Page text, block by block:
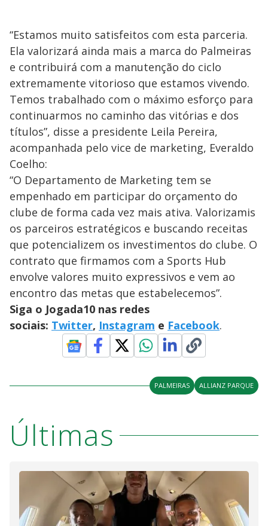
“Estamos muito satisfeitos com esta parceria.
Ela valorizará ainda mais a marca do Palmeiras
e contribuirá com a manutenção do ciclo
extremamente vitorioso que estamos vivendo.
Temos trabalhado com o máximo esforço para
continuarmos no caminho das vitórias e dos
títulos”, disse a presidente Leila Pereira,
acompanhada pelo vice de marketing, Everaldo
Coelho:
“O Departamento de Marketing tem se
empenhado em participar do orçamento do
clube de forma cada vez mais ativa. Valorizamis
os parceiros estratégicos e buscando receitas
que potencializem os investimentos do clube. O
contrato que firmamos com a Sports Hub
envolve valores muito expressivos e vem ao
encontro das metas que estabelecemos”.
Siga o Jogada10 nas redes
sociais: Twitter, Instagram e Facebook.
PALMEIRAS ALLIANZ PARQUE
Últimas